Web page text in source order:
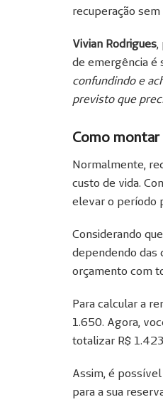
recuperação
Vivian Rodrigues,
de emergência é
confundindo e
previsto que
Como
Normalmente,
custo de vida.
elevar o período
Considerando
dependendo das
orçamento com
Para calcular a
1.650. Agora,
totalizar R$
Assim, é
para a sua